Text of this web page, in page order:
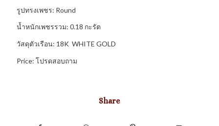
รูปทรงเพชร: Round
น้ำหนักเพชรรวม: 0.18 กะรัต
วัสดุตัวเรือน: 18K WHITE GOLD
Price: โปรดสอบถาม
Share